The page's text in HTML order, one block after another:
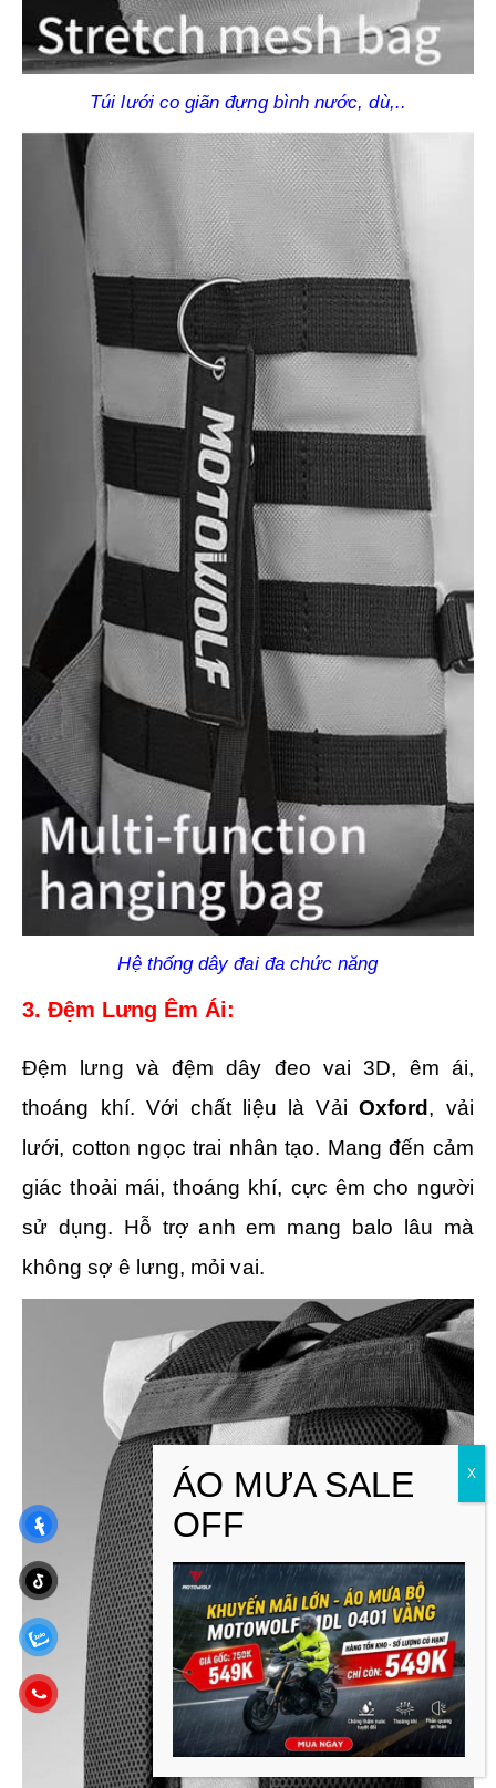
Túi lưới co giãn đựng bình nước, dù,..
Hệ thống dây đai đa chức năng
3. Đệm Lưng Êm Ái:
Đệm lưng và đệm dây đeo vai 3D, êm ái,
thoáng khí. Với chất liệu là Vải Oxford , vải
lưới, cotton ngọc trai nhân tạo. Mang đến cảm
giác thoải mái, thoáng khí, cực êm cho người
sử dụng. Hỗ trợ anh em mang balo lâu mà
không sợ ê lưng, mỏi vai.